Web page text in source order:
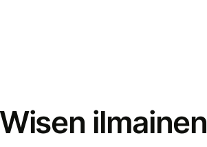
ilmainen